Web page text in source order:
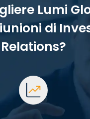
Lumi
di
Relations?